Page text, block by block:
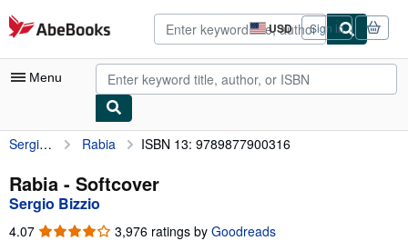
Skip to main content
AbeBooks.com USD
Site
shopping
preferences
Sign in
Menu
My Account
My Purchases
Advanced Search
Browse Collections
Sergio Bizzio Rabia ISBN 13: 9789877900316
Rabia - Softcover
Sergio Bizzio
4.07 4.07
3,976 ratings by Goodreads